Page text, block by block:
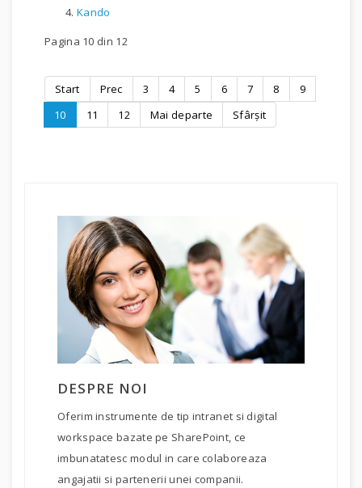
Kando
Pagina 10 din 12
Start Prec 3 4 5 6 7 8
9
10
11 12 Mai departe Sfârșit
DESPRE NOI
Oferim instrumente de tip intranet si digital
workspace bazate pe SharePoint, ce
imbunatatesc modul in care colaboreaza
angajatii si partenerii unei companii.